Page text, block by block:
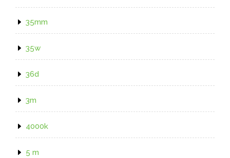
35mm
35w
36d
3m
4000k
5 m